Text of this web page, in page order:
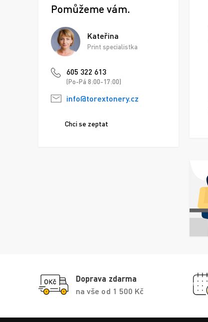
Pomůžeme vám.
Kateřina
Print specialistka
605 322 613
(Po-Pá 8:00-17:00)
info@torextonery.cz
Chci se zeptat
Doprava zdarma
na vše od 1 500 Kč